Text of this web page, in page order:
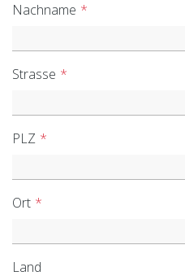
zu kontaktieren
Nachname
Strasse
PLZ
Ort
Land